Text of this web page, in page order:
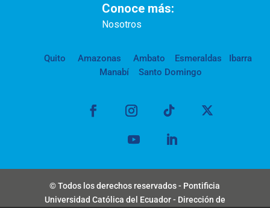
Conoce más:
Nosotros
Quito Amazonas Ambato Esmeraldas
Ibarra
Manabí
Santo Domingo
© Todos los derechos reservados - Pontificia
Universidad Católica del Ecuador - Dirección de